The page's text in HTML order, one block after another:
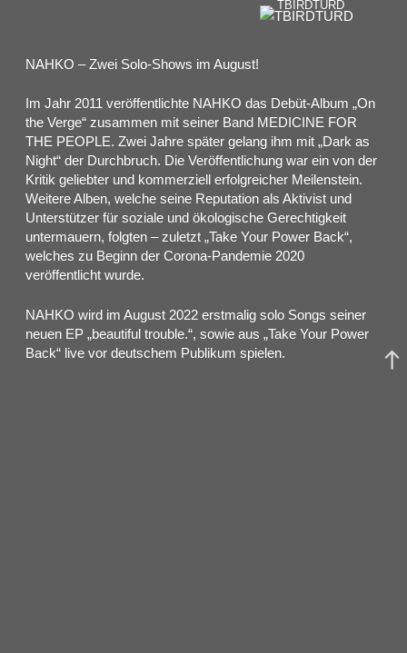
TBIRDTURD
NAHKO – Zwei Solo-Shows im August!
Im Jahr 2011 veröffentlichte NAHKO das Debüt-Album „On
the Verge“ zusammen mit seiner Band MEDICINE FOR
THE PEOPLE. Zwei Jahre später gelang ihm mit „Dark as
Night“ der Durchbruch. Die Veröffentlichung war ein von der
Kritik geliebter und kommerziell erfolgreicher Meilenstein.
Weitere Alben, welche seine Reputation als Aktivist und
Unterstützer für soziale und ökologische Gerechtigkeit
untermauern, folgten – zuletzt „Take Your Power Back“,
welches zu Beginn der Corona-Pandemie 2020
veröffentlicht wurde.
NAHKO wird im August 2022 erstmalig solo Songs seiner
neuen EP „beautiful trouble.“, sowie aus „Take Your Power
Back“ live vor deutschem Publikum spielen.